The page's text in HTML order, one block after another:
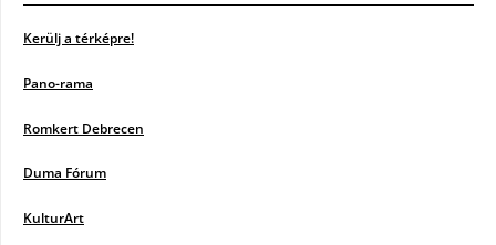
Kerülj a térképre!
Pano-rama
Romkert Debrecen
Duma Fórum
KulturArt